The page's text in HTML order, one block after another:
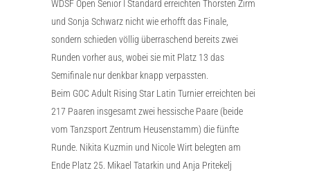
WDSF Open Senior I Standard erreichten Thorsten Zirm
und Sonja Schwarz nicht wie erhofft das Finale,
sondern schieden völlig überraschend bereits zwei
Runden vorher aus, wobei sie mit Platz 13 das
Semifinale nur denkbar knapp verpassten.
Beim GOC Adult Rising Star Latin Turnier erreichten bei
217 Paaren insgesamt zwei hessische Paare (beide
vom Tanzsport Zentrum Heusenstamm) die fünfte
Runde. Nikita Kuzmin und Nicole Wirt belegten am
Ende Platz 25. Mikael Tatarkin und Anja Pritekelj